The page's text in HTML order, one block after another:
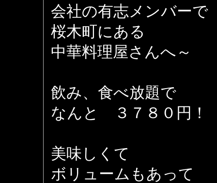
会社の有志メンバーで
桜木町にある
中華料理屋さんへ～
飲み、食べ放題で
なんと ３７８０円！
美味しくて
ボリュームもあって